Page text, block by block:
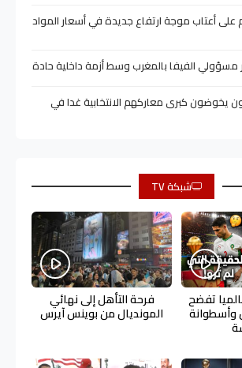
على أعتاب موجة ارتفاع جديدة في أسعار المواد
مسؤولي الفيفا بالمغرب وسط أزمة داخلية حادة
يخوضون كبرى معاركهم الانتخابية غدا في
شبكة TV
تفضح
وأسطوانة
فرحة التأهل إلى نهائي
المونديال من بوينس آيرس